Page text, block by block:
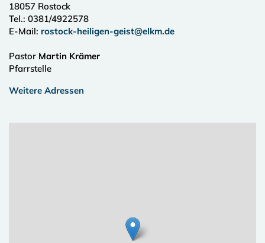
18057 Rostock
Tel.: 0381/4922578
E-Mail: rostock-heiligen-geist@elkm.de
Pastor Martin Krämer
Pfarrstelle
Weitere Adressen